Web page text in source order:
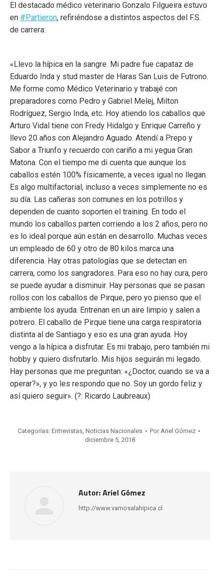
El destacado médico veterinario Gonzalo Filgueira estuvo
en #Partieron, refiriéndose a distintos aspectos del F.S.
de carrera:
«Llevo la hípica en la sangre. Mi padre fue capataz de
Eduardo Inda y stud master de Haras San Luis de Futrono.
Me forme como Médico Veterinario y trabajé con
preparadores como Pedro y Gabriel Melej, Milton
Rodríguez, Sergio Inda, etc. Hoy atiendo los caballos que
Arturo Vidal tiene con Fredy Hidalgo y Enrique Carreño y
llevo 20 años con Alejandro Aguado. Atendí a Prepo y
Sabor a Triunfo y recuerdo con cariño a mi yegua Gran
Matona. Con el tiempo me di cuenta que aunque los
caballos estén 100% físicamente, a veces igual no llegan.
Es algo multifactorial, incluso a veces simplemente no es
su día. Las cañeras son comunes en los potrillos y
dependen de cuanto soporten el training. En todo el
mundo los caballos parten corriendo a los 2 años, pero no
es lo ideal porque aún están en desarrollo. Muchas veces
un empleado de 60 y otro de 80 kilos marca una
diferencia. Hay otras patologías que se detectan en
carrera, como los sangradores. Para eso no hay cura, pero
se puede ayudar a disminuir. Hay personas que se pasan
rollos con los caballos de Pirque, pero yo pienso que el
ambiente los ayuda. Entrenan en un aire limpio y salen a
potrero. El caballo de Pirque tiene una carga respiratoria
distinta al de Santiago y eso es una gran ayuda. Hoy
vengo a la hípica a disfrutar. Es mi trabajo, pero también mi
hobby y quiero disfrutarlo. Mis hijos seguirán mi legado.
Hay personas que me preguntan: «¿Doctor, cuando se va a
operar?», y yo les respondo que no. Soy un gordo feliz y
así quiero seguir». (?: Ricardo Laubreaux)
Categorías: Entrevistas, Noticias Nacionales PorAriel Gómez
diciembre 5, 2018
Autor:Ariel Gómez
http://www.vamosalahipica.cl